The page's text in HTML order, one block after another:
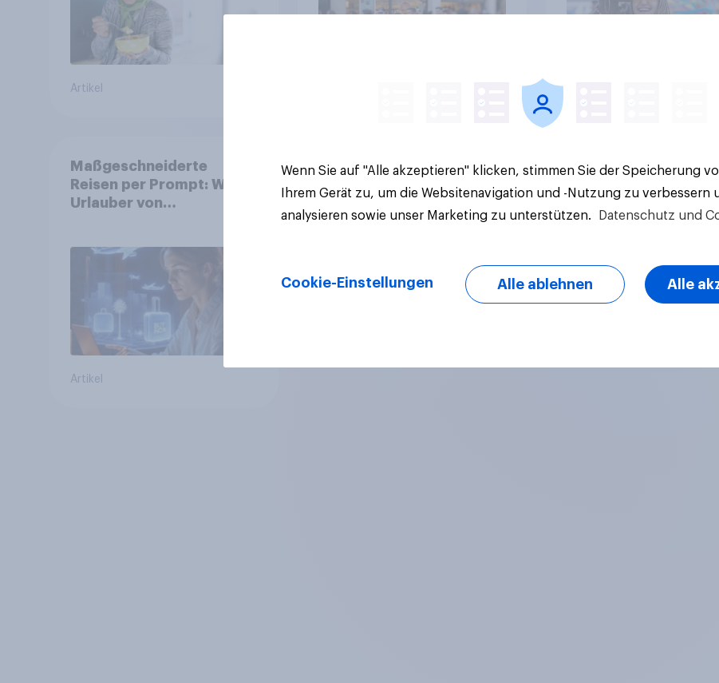
Artikel
Maßgeschneiderte
Reisen per Prompt: Was
Urlauber von
Tools bei der
Reiseplanung bereits
genutzt werden
Artikel
Wenn Sie auf "Alle akzeptieren" klicken, stimmen Sie der Speicherung
Ihrem Gerät zu, um die Websitenavigation und -Nutzung zu verbessern
analysieren sowie unser Marketing zu unterstützen.
Datenschutz und
Cookie-Einstellungen Alle ablehnen Alle